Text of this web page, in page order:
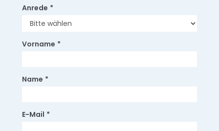
Anrede *
Vorname *
Name *
E-Mail *